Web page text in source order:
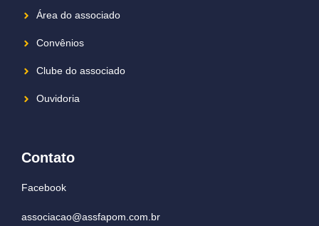
Área do associado
Convênios
Clube do associado
Ouvidoria
Contato
Facebook
associacao@assfapom.com.br